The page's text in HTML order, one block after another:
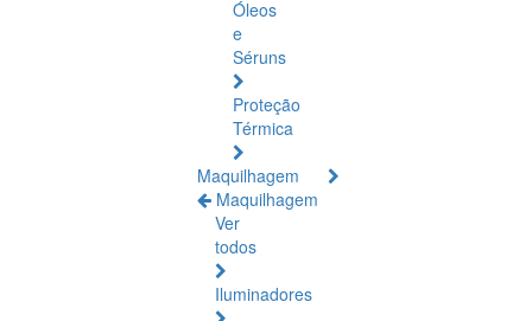
Óleos
e
Séruns
Proteção
Térmica
Maquilhagem
Maquilhagem
Ver
todos
Iluminadores